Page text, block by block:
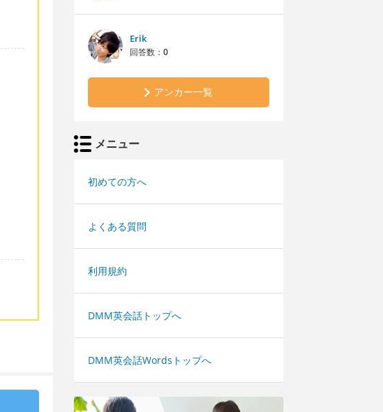
Erik
回答数： 0
アンカー一覧
メニュー
初めての方へ
よくある質問
利用規約
DMM英会話トップへ
DMM英会話Wordsトップへ